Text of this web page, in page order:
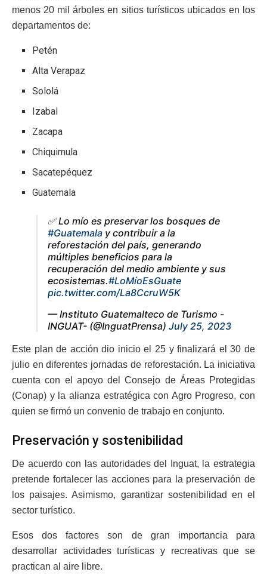
menos 20 mil árboles en sitios turísticos ubicados en los
departamentos de:
Petén
Alta Verapaz
Sololá
Izabal
Zacapa
Chiquimula
Sacatepéquez
Guatemala
✅ Lo mío es preservar los bosques de
#Guatemala y contribuir a la
reforestación del país, generando
múltiples beneficios para la
recuperación del medio ambiente y sus
ecosistemas.#LoMíoEsGuate
pic.twitter.com/La8CcruW5K
— Instituto Guatemalteco de Turismo -
INGUAT- (@InguatPrensa) July 25, 2023
Este plan de acción dio inicio el 25 y finalizará el 30 de
julio en diferentes jornadas de reforestación. La iniciativa
cuenta con el apoyo del Consejo de Áreas Protegidas
(Conap) y la alianza estratégica con Agro Progreso, con
quien se firmó un convenio de trabajo en conjunto.
Preservación y sostenibilidad
De acuerdo con las autoridades del Inguat, la estrategia
pretende fortalecer las acciones para la preservación de
los paisajes. Asimismo, garantizar sostenibilidad en el
sector turístico.
Esos dos factores son de gran importancia para
desarrollar actividades turísticas y recreativas que se
practican al aire libre.